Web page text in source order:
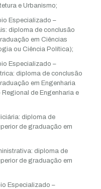
e Urbanismo;
Especializado –
diploma de conclusão
em Ciências
ou Ciência Política);
Especializado –
diploma de conclusão
em Engenharia
de Engenharia e
diploma de
de graduação em
diploma de
de graduação em
Especializado –